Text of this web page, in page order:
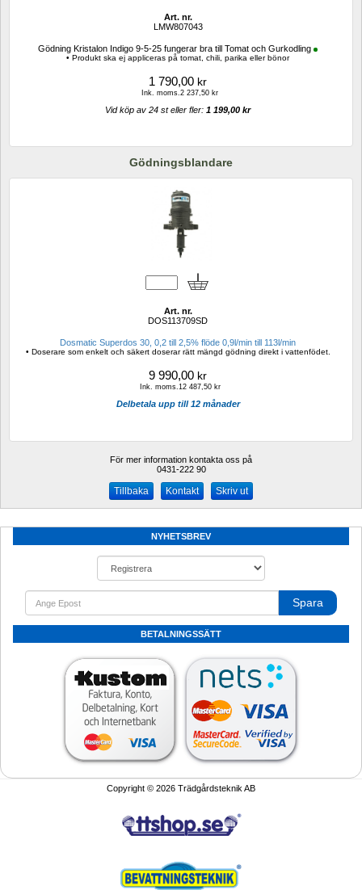
Art. nr.
LMW807043
Gödning Kristalon Indigo 9-5-25 fungerar bra till Tomat och Gurkodling
• Produkt ska ej appliceras på tomat, chili, parika eller bönor
1 790,00 kr
Ink. moms.2 237,50 kr
Vid köp av 24 st eller fler: 1 199,00 kr
Gödningsblandare
Art. nr.
DOS113709SD
Dosmatic Superdos 30, 0,2 till 2,5% flöde 0,9l/min till 113l/min
• Doserare som enkelt och säkert doserar rätt mängd gödning direkt i vattenfödet.
9 990,00 kr
Ink. moms.12 487,50 kr
Delbetala upp till 12 månader
För mer information kontakta oss på
0431-222 90
Kontakt Skriv ut
NYHETSBREV
Spara
BETALNINGSSÄTT
Copyright © 2026 Trädgårdsteknik AB